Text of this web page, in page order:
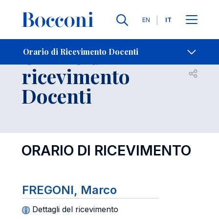
Lingue
EN IT
Orario di Ricevimento Docenti
-
Orario di
ricevimento
Docenti
Open
ORARIO DI RICEVIMENTO
FREGONI, Marco
Dettagli del ricevimento